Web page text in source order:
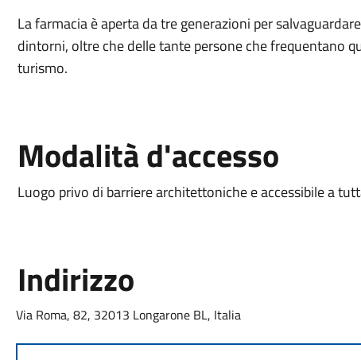
La farmacia è aperta da tre generazioni per
dintorni, oltre che delle tante persone che frequentano
turismo.
Modalità d'accesso
Luogo privo di barriere architettoniche e accessibile a
Indirizzo
Via Roma, 82, 32013 Longarone BL, Italia